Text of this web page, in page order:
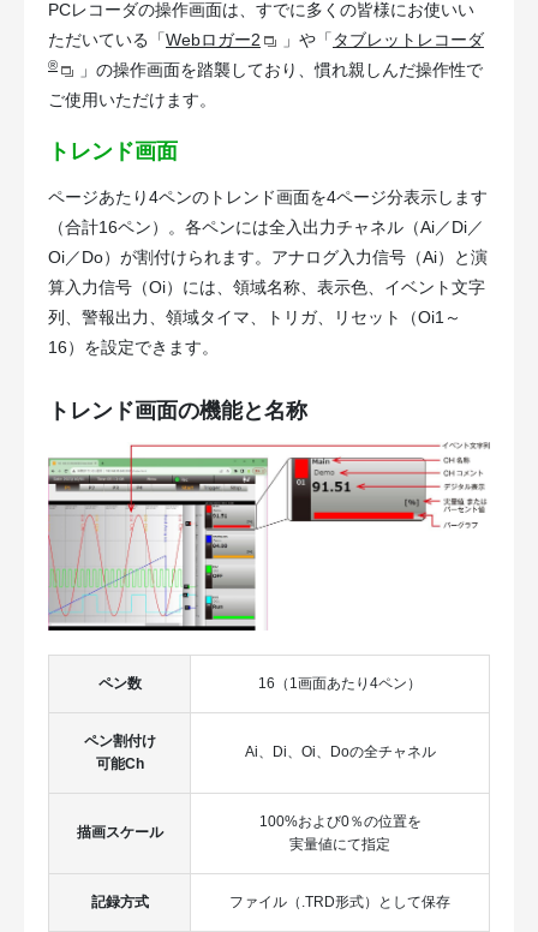
PCレコーダの操作画面は、すでに多くの皆様にお使いい
ただいている「Webロガー2 」や「 タブレットレコーダ
®
」の操作画面を踏襲しており、慣れ親しんだ操作性で
ご使用いただけます。
トレンド画面
ページあたり4ペンのトレンド画面を4ページ分表示します
（合計16ペン）。各ペンには全入出力チャネル（Ai／Di／
Oi／Do）が割付けられます。アナログ入力信号（Ai）と演
算入力信号（Oi）には、領域名称、表示色、イベント文字
列、警報出力、領域タイマ、トリガ、リセット（Oi1～
16）を設定できます。
トレンド画面の機能と名称
ペン数 16（1画面あたり4ペン）
ペン割付け
可能Ch
Ai、Di、Oi、Doの全チャネル
描画スケール
100%および0％の位置を
実量値にて指定
記録方式 ファイル（.TRD形式）として保存